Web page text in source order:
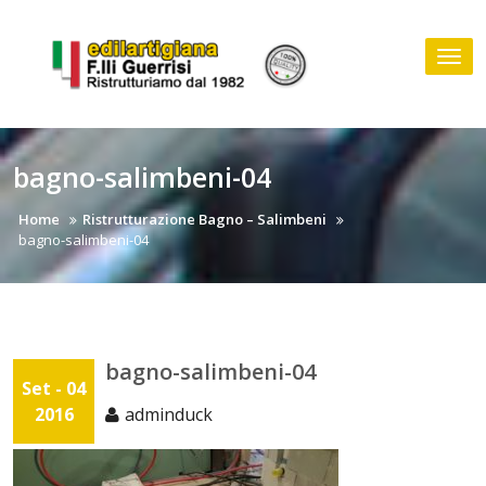
content
bagno-salimbeni-04
Home
Ristrutturazione Bagno – Salimbeni
bagno-salimbeni-04
Set - 04
2016
bagno-salimbeni-04
adminduck